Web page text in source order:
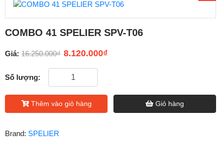
COMBO 41 SPELIER SPV-T06
Giá: 16.250.000₫ 8.120.000₫
Số lượng:
Thêm vào giỏ hàng Giỏ hàng
Brand: SPELIER